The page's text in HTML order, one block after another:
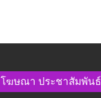
แบบ
องค์
ฆษณา​ ประชาสัมพันธ์